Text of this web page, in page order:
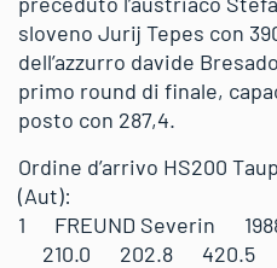
sloveno Jurij Tepes con
dell’azzurro davide
primo round di finale,
posto con 287,4.
Ordine d’arrivo HS200
(Aut):
1 FREUND Severin
210.0 202.8 420.5